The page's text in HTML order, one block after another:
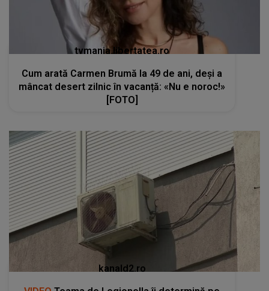
tvmania.libertatea.ro
Cum arată Carmen Brumă la 49 de ani, deși a
mâncat desert zilnic în vacanță: «Nu e noroc!»
[FOTO]
kanald2.ro